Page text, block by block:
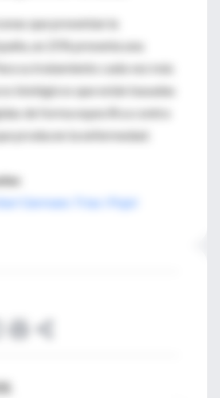
que presentan la
un 25% presenta una
su tratamiento cada vez más
biológicos que están basadas
de forma específica contra
producen la enfermedad.
Germans Trias i Pujol